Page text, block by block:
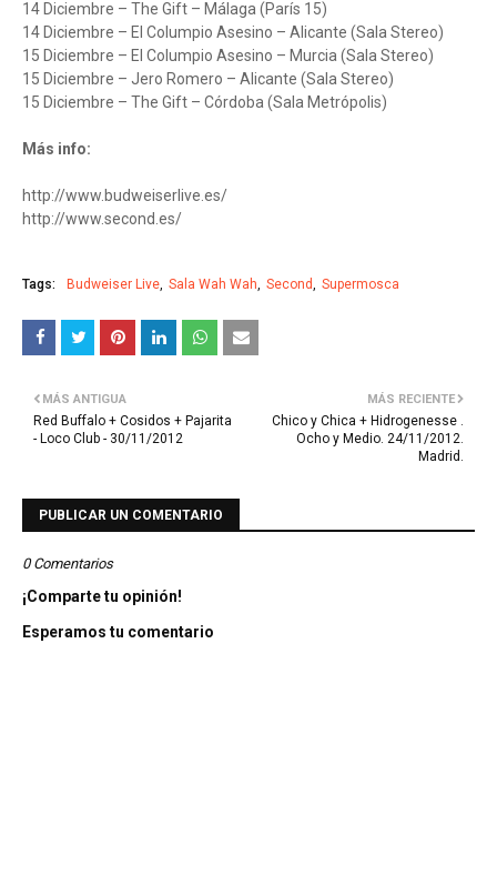
14 Diciembre – The Gift – Málaga (París 15)
14 Diciembre – El Columpio Asesino – Alicante (Sala Stereo)
15 Diciembre – El Columpio Asesino – Murcia (Sala Stereo)
15 Diciembre – Jero Romero – Alicante (Sala Stereo)
15 Diciembre – The Gift – Córdoba (Sala Metrópolis)
Más info:
http://www.budweiserlive.es/
http://www.second.es/
Tags: Budweiser Live Sala Wah Wah Second Supermosca
MÁS RECIENTE
Chico y Chica + Hidrogenesse .
Ocho y Medio. 24/11/2012.
Madrid.
MÁS ANTIGUA
Red Buffalo + Cosidos + Pajarita
- Loco Club - 30/11/2012
PUBLICAR UN COMENTARIO
0 Comentarios
¡Comparte tu opinión!
Esperamos tu comentario